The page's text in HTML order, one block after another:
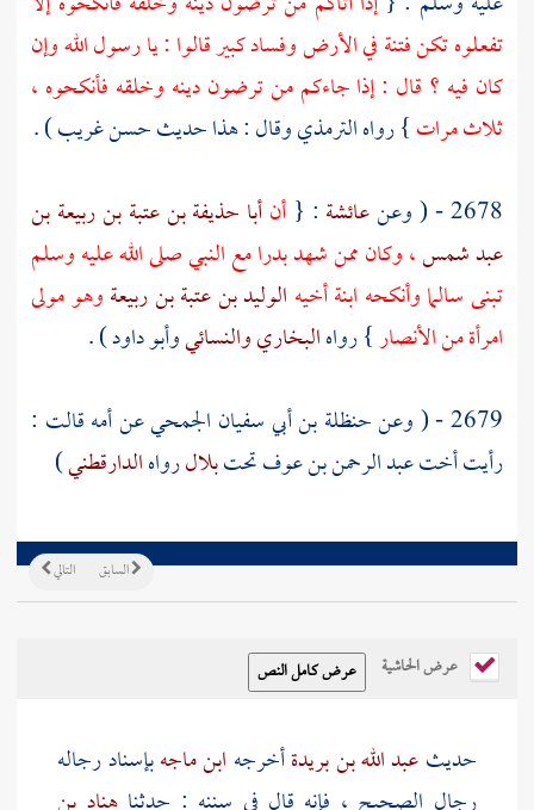
تفعلوه تكن فتنة في الأرض وفساد كبير قالوا : يا رسول الله وإن
كان فيه ؟ قال : إذا جاءكم من ترضون دينه وخلقه فأنكحوه ،
ثلاث مرات} رواهالترمذيوقال : هذا حديث حسن غريب ) .
2678 - ( وعن
عائشة : { أنأبا حذيفة بن عتبة بن ربيعة بن
عبد شمس، وكان ممن شهدبدرامع النبي صلى الله عليه وسلم
تبنىسالماوأنكحه ابنة أخيه الوليد بن عتبة بن ربيعةوهو مولى
امرأة منالأنصار} رواهالبخاريوالنسائيوأبو داود) .
2679 - ( وعن
حنظلة بن أبي سفيان الجمحيعن أمه قالت :
رأيت أخت عبد الرحمن بن عوف تحتبلالرواهالدارقطني)
التالي السابق
عرض الحاشية
حديثعبد الله بن بريدةأخرجه ابن ماجهبإسناد رجاله